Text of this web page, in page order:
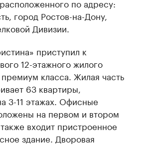
по адресу:
город Ростов-на-Дону,
Дивизии.
приступил к
12-этажного жилого
класса. Жилая часть
63 квартиры,
3-11 этажах. Офисные
на первом и втором
входит пристроенное
здание. Дворовая